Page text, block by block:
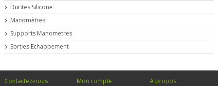
Durites Silicone
Manomètres
Supports Manometres
Sorties Echappement
Contactez-nous Mon compte A propos